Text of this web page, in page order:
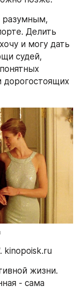
разумным,
Делить
и могу дать
судей,
дорогостоящих
kinopoisk.ru
жизни.
- сама